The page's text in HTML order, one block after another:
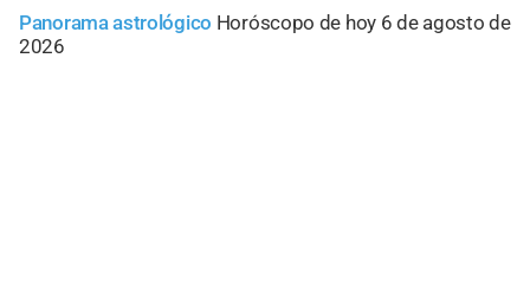
Panorama astrológico Horóscopo de hoy 6 de agosto de
2026